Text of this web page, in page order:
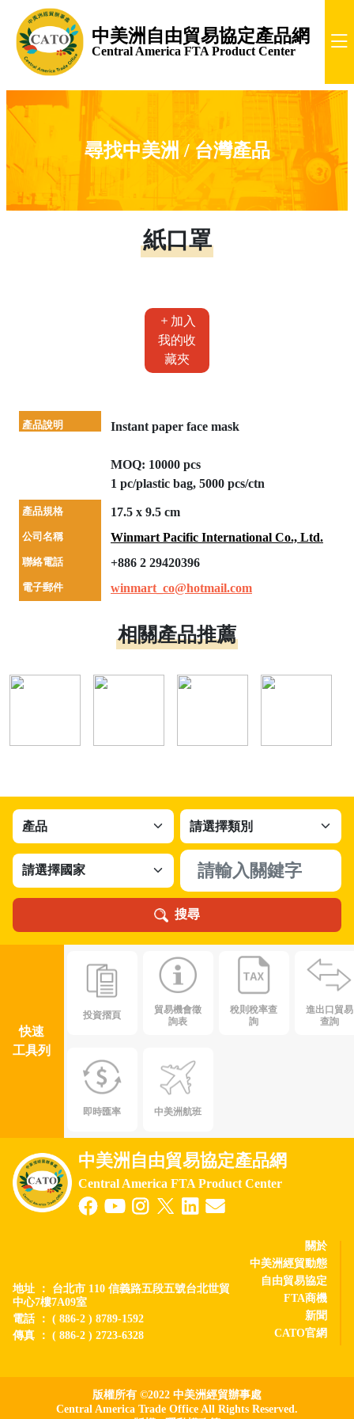
中美洲自由貿易協定產品網
Central America FTA Product Center
尋找中美洲 / 台灣產品
紙口罩
加入
我的收
藏夾
產品說明 Instant paper face mask
MOQ: 10000 pcs
1 pc/plastic bag, 5000 pcs/ctn
產品規格 17.5 x 9.5 cm
公司名稱 Winmart Pacific International Co., Ltd.
聯絡電話 +886 2 29420396
電子郵件 winmart_co@hotmail.com
相關產品推薦
搜尋
快速
工具列
投資摺頁
貿易機會徵
詢表
稅則稅率查
詢
進出口貿易
查詢
即時匯率 中美洲航班
中美洲自由貿易協定產品網
Central America FTA Product Center
地址 ： 台北市 110 信義路五段五號台北世貿
中心7樓7A09室
電話 ： ( 886-2 ) 8789-1592
傳真 ： ( 886-2 ) 2723-6328
關於
中美洲經貿動態
自由貿易協定
FTA商機
新聞
CATO官網
版權所有 ©2022 中美洲經貿辦事處
Central America Trade Office All Rights Reserved.